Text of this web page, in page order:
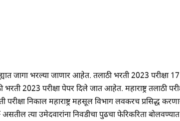
जागा भरल्या जाणार आहेत. तलाठी भरती 2023 परीक्षा
2023 परीक्षा पेपर दिले जात आहेत. महाराष्ट्र तलाठी
परीक्षा निकाल महाराष्ट्र महसूल विभाग लवकरच प्रसिद्ध
त्या उमेदवारांना निवडीचा पुढचा फेरिकरिता